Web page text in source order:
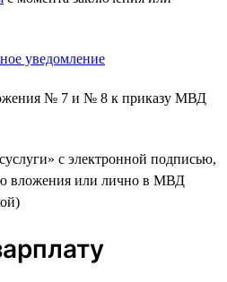
уведомление
№ 7 и № 8 к приказу МВД
с электронной подписью,
вложения или лично в МВД